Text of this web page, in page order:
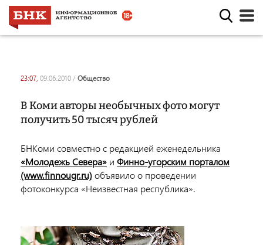
23:07, 09.06.2010 / общество
В Коми авторы необычных фото могут
получить 50 тысяч рублей
БНКоми совместно с редакцией еженедельника
«Молодежь Севера» и Финно-угорским порталом
(www.finnougr.ru)объявило о проведении
фотоконкурса «Неизвестная республика».